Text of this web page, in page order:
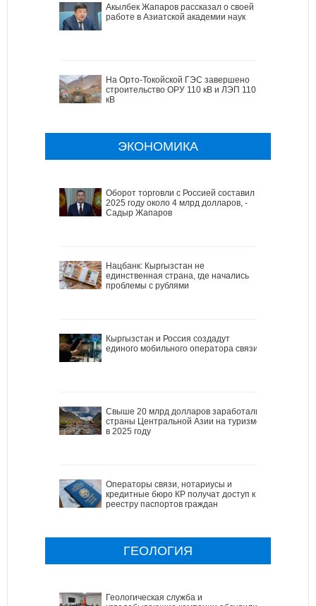
Акылбек Жапаров рассказал о своей
работе в Азиатской академии наук
На Орто-Токойской ГЭС завершено
строительство ОРУ 110 кВ и ЛЭП 110
кВ
ЭКОНОМИКА
Оборот торговли с Россией составил в
2025 году около 4 млрд долларов, -
Садыр Жапаров
Нацбанк: Кыргызстан не
единственная страна, где начались
проблемы с рублями
Кыргызстан и Россия создадут
единого мобильного оператора связи
Свыше 20 млрд долларов заработали
страны Центральной Азии на туризме
в 2025 году
Операторы связи, нотариусы и
кредитные бюро КР получат доступ к
реестру паспортов граждан
ГЕОЛОГИЯ
Геологическая служба и